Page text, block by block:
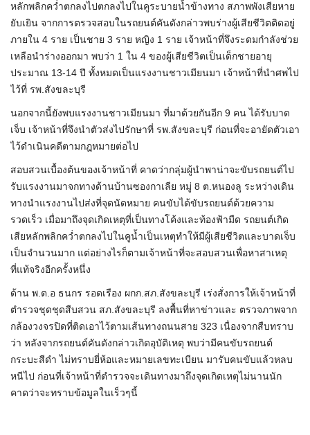
หลักพลิกคว่ำตกลงไปตกลงไปในคูระบายน้ำข้างทาง สภาพพังเสียหาย
ยับเยิน จากการตรวจสอบในรถยนต์คันดังกล่าวพบร่างผู้เสียชีวิตติดอยู่
ภายใน 4 ราย เป็นชาย 3 ราย หญิง 1 ราย เจ้าหน้าที่จึงระดมกำลังช่วย
เหลือนำร่างออกมา พบว่า 1 ใน 4 ของผู้เสียชีวิตเป็นเด็กชายอายุ
ประมาณ 13-14 ปี ทั้งหมดเป็นแรงงานชาวเมียนมา เจ้าหน้าที่นำศพไป
ไว้ที่ รพ.สังขละบุรี
นอกจากนี้ยังพบแรงงานชาวเมียนมา ที่มาด้วยกันอีก 9 คน ได้รับบาด
เจ็บ เจ้าหน้าที่จึงนำตัวส่งไปรักษาที่ รพ.สังขละบุรี ก่อนที่จะอายัดตัวเอา
ไว้ดำเนินคดีตามกฎหมายต่อไป
สอบสวนเบื้องต้นของเจ้าหน้าที่ คาดว่ากลุ่มผู้นำพาน่าจะขับรถยนต์ไป
รับแรงงานมาจกทางด้านบ้านซองกาเลีย หมู่ 8 ต.หนองลู ระหว่างเดิน
ทางนำแรงงานไปส่งที่จุดนัดหมาย คนขับได้ขับรถยนต์ด้วยความ
รวดเร็ว เมื่อมาถึงจุดเกิดเหตุที่เป็นทางโค้งและท้องฟ้ามืด รถยนต์เกิด
เสียหลักพลิกคว่ำตกลงไปในคูน้ำเป็นเหตุทำให้มีผู้เสียชีวิตและบาดเจ็บ
เป็นจำนวนมาก แต่อย่างไรก็ตามเจ้าหน้าที่จะสอบสวนเพื่อหาสาเหตุ
ที่แท้จริงอีกครั้งหนึ่ง
ด้าน พ.ต.อ ธนกร รอดเรือง ผกก.สภ.สังขละบุรี เร่งสั่งการให้เจ้าหน้าที่
ตำรวจชุดชุดสืบสวน สภ.สังขละบุรี ลงพื้นที่หาข่าวและ ตรวจภาพจาก
กล้องวงจรปิดที่ติดเอาไว้ตามเส้นทางถนนสาย 323 เนื่องจากสืบทราบ
ว่า หลังจากรถยนต์คันดังกล่าวเกิดอุบัติเหตุ พบว่ามีคนขับรถยนต์
กระบะสีดำ ไม่ทราบยี่ห้อและหมายเลขทะเบียน มารับคนขับแล้วหลบ
หนีไป ก่อนที่เจ้าหน้าที่ตำรวจจะเดินทางมาถึงจุดเกิดเหตุไม่นานนัก
คาดว่าจะทราบข้อมูลในเร็วๆนี้